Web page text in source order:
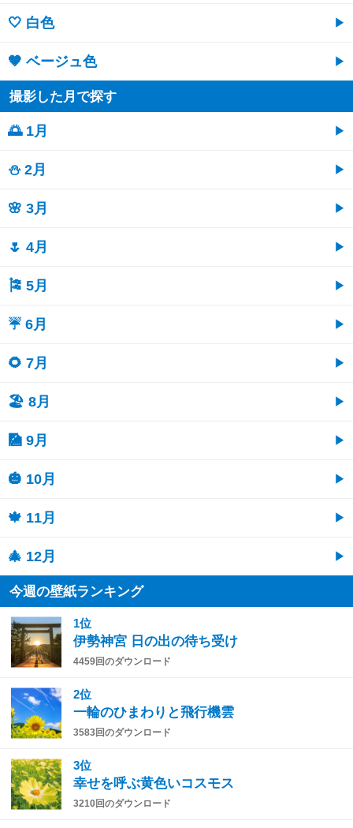
🤍 白色
🤎 ベージュ色
撮影した月で探す
🌅 1月
⛄ 2月
🌸 3月
🌷 4月
🎏 5月
☔ 6月
🌻 7月
🏖 8月
🎑 9月
🎃 10月
🍁 11月
🎄 12月
今週の壁紙ランキング
1位
伊勢神宮 日の出の待ち受け
4459回のダウンロード
2位
一輪のひまわりと飛行機雲
3583回のダウンロード
3位
幸せを呼ぶ黄色いコスモス
3210回のダウンロード